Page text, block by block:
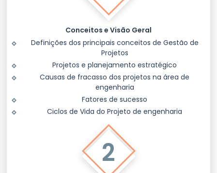
Conceitos e Visão Geral
Definições dos principais conceitos de Gestão de
Projetos
Projetos e planejamento estratégico
Causas de fracasso dos projetos na área de
engenharia
Fatores de sucesso
Ciclos de Vida do Projeto de engenharia
2